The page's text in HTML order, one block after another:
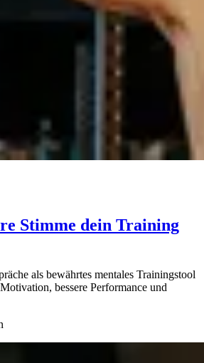
Stimme dein Training
als bewährtes mentales Trainingstool
bessere Performance und